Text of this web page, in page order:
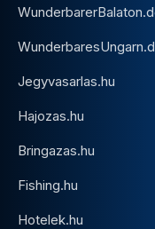
Jegyvasarlas.hu
Hajozas.hu
Bringazas.hu
Fishing.hu
Hotelek.hu